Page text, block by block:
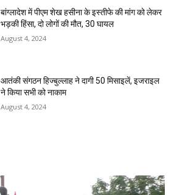
बांग्लादेश में पीएम शेख हसीना के इस्तीफे की मांग को लेकर
भड़की हिंसा, दो लोगों की मौत, 30 घायल
August 4, 2024
आतंकी संगठन हिज्बुल्लाह ने दागी 50 मिसाइलें, इजराइल
ने किया सभी को नाकाम
August 4, 2024